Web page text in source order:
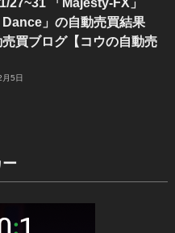
Dance」の自動売買結果
買ブログ【コウの自動売
5日